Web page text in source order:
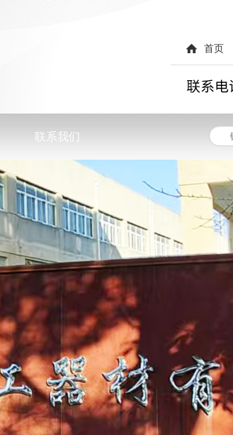
首页
联系我们